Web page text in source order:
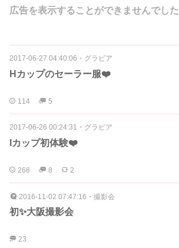
広告を表示することができませんでした
2017-06-27 04:40:06 ・ グラビア
Hカップのセーラー服❤️
114 5
2017-06-26 00:24:31 ・ グラビア
Iカップ初体験❤️
268 8 2
2016-11-02 07:47:16 ・ 撮影会
初✨大阪撮影会
23